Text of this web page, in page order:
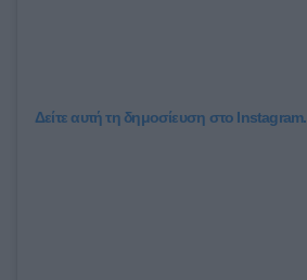
Δείτε αυτή τη δημοσίευση στο Instagram.